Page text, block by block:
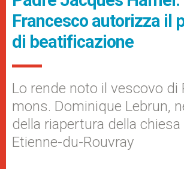
Francesco autorizza il
di beatificazione
Lo rende noto il vescovo di
mons. Dominique Lebrun,
della riapertura della
Etienne-du-Rouvray